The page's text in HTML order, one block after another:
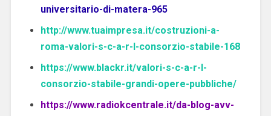
universitario-di-matera-965
http://www.tuaimpresa.it/costruzioni-a-
roma-valori-s-c-a-r-l-consorzio-stabile-168
https://www.blackr.it/valori-s-c-a-r-l-
consorzio-stabile-grandi-opere-pubbliche/
https://www.radiokcentrale.it/da-blog-avv-